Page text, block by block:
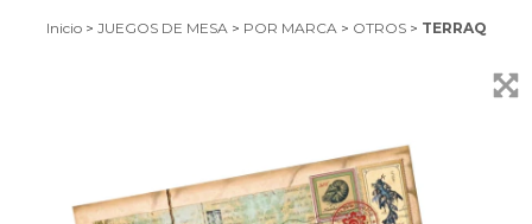
Inicio > JUEGOS DE MESA > POR MARCA > OTROS > TERRAQ